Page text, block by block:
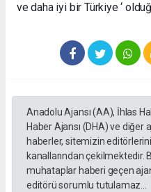
ve daha iyi bir Türkiye ‘
Anadolu Ajansı (AA), İhlas
Haber Ajansı (DHA) ve
haberler, sitemizin
kanallarından çekilmektedir.
muhataplar haberi geçen
editörü sorumlu tutulamaz...